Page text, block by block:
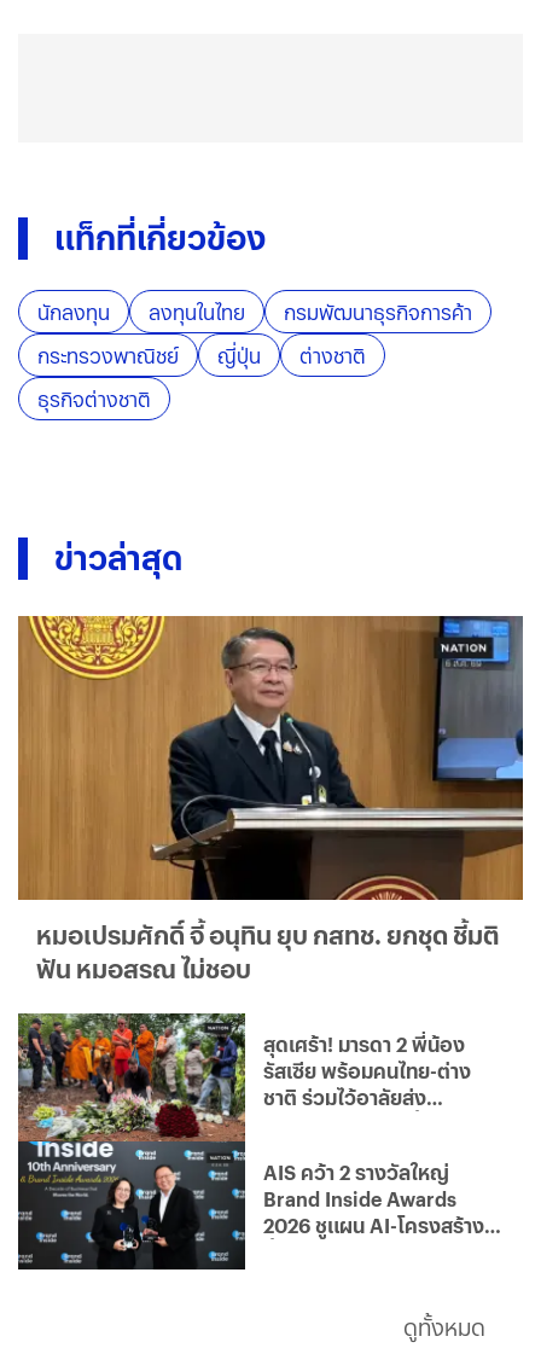
แท็กที่เกี่ยวข้อง
นักลงทุน ลงทุนในไทย
กรมพัฒนาธุรกิจการค้า
กระทรวงพาณิชย์
ญี่ปุ่น
ต่างชาติ
ธุรกิจต่างชาติ
ข่าวล่าสุด
หมอเปรมศักดิ์ จี้ อนุทิน ยุบ กสทช. ยกชุด ชี้มติ
ฟัน หมอสรณ ไม่ชอบ
สุดเศร้า! มารดา 2 พี่น้อง
รัสเซีย พร้อมคนไทย-ต่าง
ชาติ ร่วมไว้อาลัยส่ง
AIS คว้า 2 รางวัลใหญ่
Brand Inside Awards
2026 ชูแผน AI-โครงสร้าง
ดูทั้งหมด